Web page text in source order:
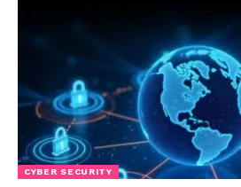
CYBER SECURITY